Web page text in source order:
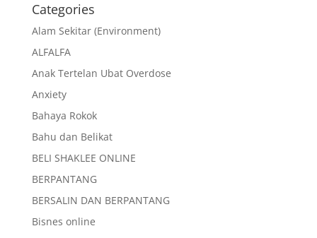
Categories
Alam Sekitar (Environment)
ALFALFA
Anak Tertelan Ubat Overdose
Anxiety
Bahaya Rokok
Bahu dan Belikat
BELI SHAKLEE ONLINE
BERPANTANG
BERSALIN DAN BERPANTANG
Bisnes online